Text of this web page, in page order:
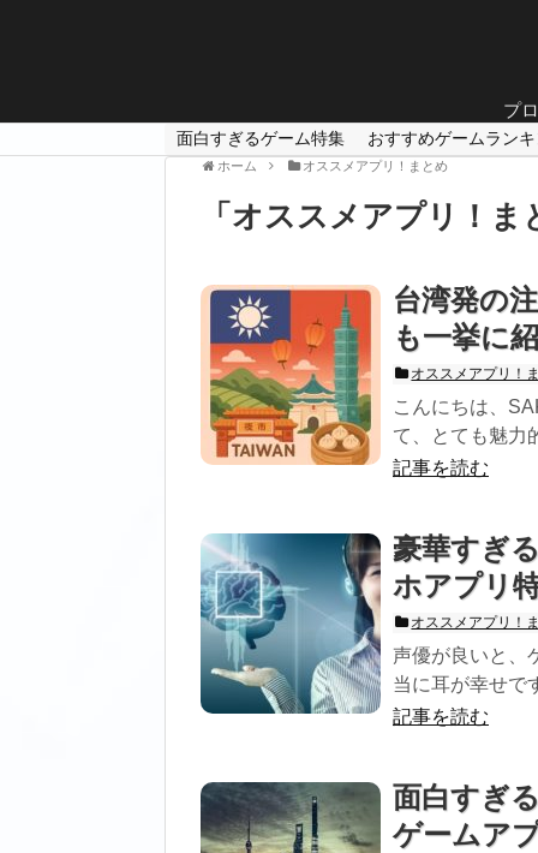
プ
面白すぎるゲーム特集 おすすめゲームラン
ホーム オススメアプリ！まとめ
「 オススメアプリ！ま
台湾発の
も一挙に
オススメアプリ！
こんにちは、
て、とても魅力
記事を読む
豪華すぎ
ホアプリ
オススメアプリ！
声優が良いと、
当に耳が幸せで
記事を読む
面白すぎ
ゲームア